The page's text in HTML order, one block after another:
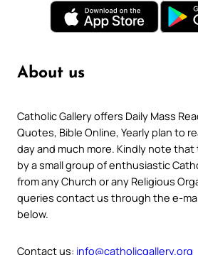
About us
Catholic Gallery offers Daily Mass
Quotes, Bible Online, Yearly plan to
day and much more. Kindly note
by a small group of enthusiastic
from any Church or any Religious
queries contact us through the e-
below.
Contact us: info@catholicgallery.org